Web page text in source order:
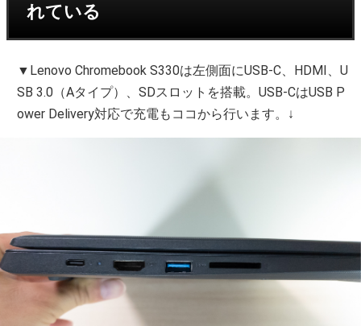
れている
▼Lenovo Chromebook S330は左側面にUSB-C、HDMI、U
SB 3.0（Aタイプ）、SDスロットを搭載。USB-CはUSB P
ower Delivery対応で充電もココから行います。↓